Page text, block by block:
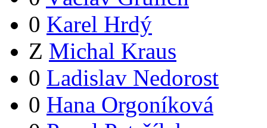
0 Karel Hrdý
Z Michal Kraus
0 Ladislav Nedorost
0 Hana Orgoníková